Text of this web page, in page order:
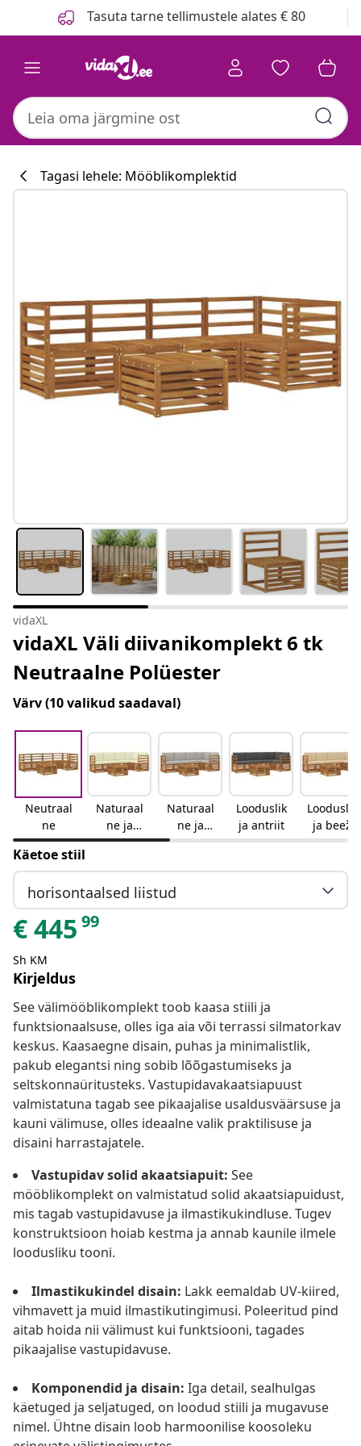
Tasuta tarne tellimustele alates € 80
#sharemevidaxl
Tagasi lehele: Mööblikomplektid
vidaXL
vidaXL Väli diivanikomplekt 6 tk
Neutraalne Polüester
Värv(10 valikud saadaval)
Neutraal
ne
Naturaal
ne ja
kreemjas
Naturaal
ne ja
helehall
Looduslik
ja antriit
Looduslik
ja beež
Käetoe stiil
horisontaalsed liistud
€445 99
Sh KM
Kirjeldus
See välimööblikomplekt toob kaasa stiili ja
funktsionaalsuse, olles iga aia või terrassi silmatorkav
keskus. Kaasaegne disain, puhas ja minimalistlik,
pakub elegantsi ning sobib lõõgastumiseks ja
seltskonnaüritusteks. Vastupidavakaatsiapuust
valmistatuna tagab see pikaajalise usaldusväärsuse ja
kauni välimuse, olles ideaalne valik praktilisuse ja
disaini harrastajatele.
Vastupidav solid akaatsiapuit: See
mööblikomplekt on valmistatud solid akaatsiapuidust,
mis tagab vastupidavuse ja ilmastikukindluse. Tugev
konstruktsioon hoiab kestma ja annab kaunile ilmele
loodusliku tooni.
Ilmastikukindel disain: Lakk eemaldab UV-kiired,
vihmavett ja muid ilmastikutingimusi. Poleeritud pind
aitab hoida nii välimust kui funktsiooni, tagades
pikaajalise vastupidavuse.
Komponendid ja disain: Iga detail, sealhulgas
käetuged ja seljatuged, on loodud stiili ja mugavuse
nimel. Ühtne disain loob harmoonilise koosoleku